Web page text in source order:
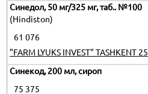
Синедол, 50 мг/325 мг, таб.. №100
(Hindiston)
61 076
"FARM LYUKS INVEST" TASHKENT 25
Синекод, 200 мл, сироп
75 375